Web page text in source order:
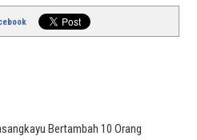
Bertambah 10 Orang